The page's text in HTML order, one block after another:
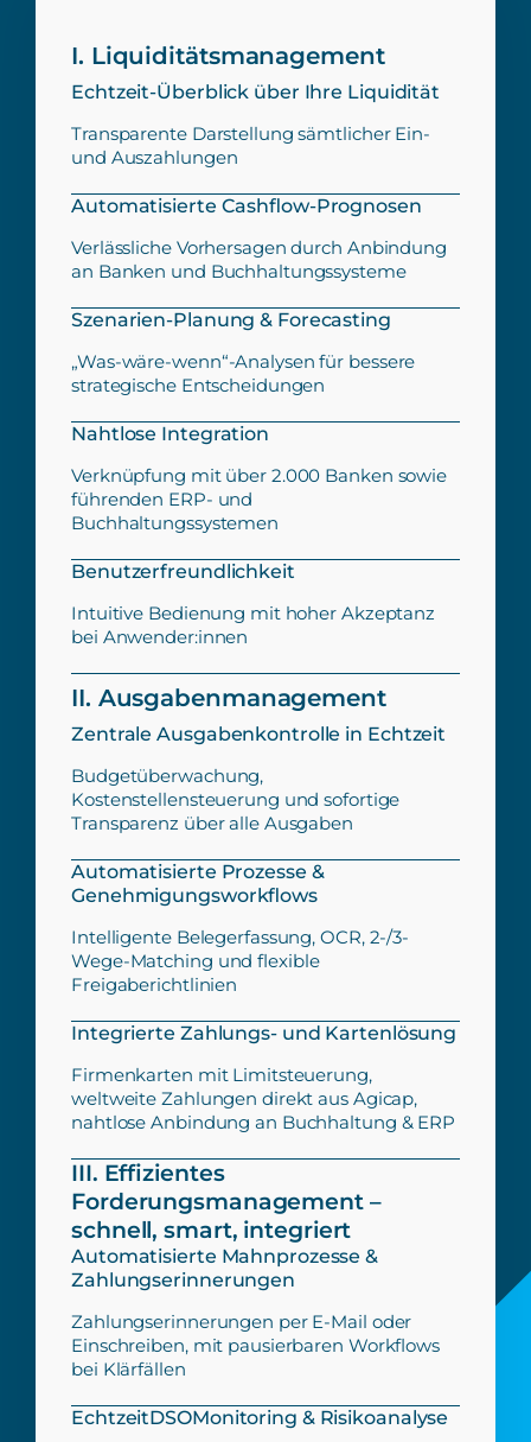
I. Liquiditätsmanagement
Echtzeit-Überblick über Ihre Liquidität
Transparente Darstellung sämtlicher Ein-
und Auszahlungen
Automatisierte Cashflow-Prognosen
Verlässliche Vorhersagen durch Anbindung
an Banken und Buchhaltungssysteme
Szenarien-Planung & Forecasting
„Was-wäre-wenn“-Analysen für bessere
strategische Entscheidungen
Nahtlose Integration
Verknüpfung mit über 2.000 Banken sowie
führenden ERP- und
Buchhaltungssystemen
Benutzerfreundlichkeit
Intuitive Bedienung mit hoher Akzeptanz
bei Anwender:innen
II. Ausgabenmanagement
Zentrale Ausgabenkontrolle in Echtzeit
Budgetüberwachung,
Kostenstellensteuerung und sofortige
Transparenz über alle Ausgaben
Automatisierte Prozesse &
Genehmigungsworkflows
Intelligente Belegerfassung, OCR, 2-/3-
Wege-Matching und flexible
Freigaberichtlinien
Integrierte Zahlungs- und Kartenlösung
Firmenkarten mit Limitsteuerung,
weltweite Zahlungen direkt aus Agicap,
nahtlose Anbindung an Buchhaltung & ERP
III. Effizientes
Forderungsmanagement –
schnell, smart, integriert
Automatisierte Mahnprozesse &
Zahlungserinnerungen
Zahlungserinnerungen per E-Mail oder
Einschreiben, mit pausierbaren Workflows
bei Klärfällen
EchtzeitDSOMonitoring & Risikoanalyse